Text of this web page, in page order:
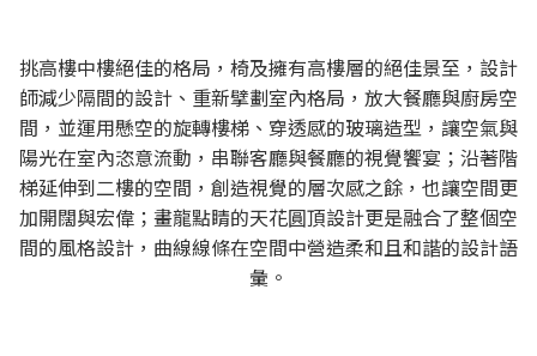
挑高樓中樓絕佳的格局，椅及擁有高樓層的絕佳景至，設計
師減少隔間的設計、重新擘劃室內格局，放大餐廳與廚房空
間，並運用懸空的旋轉樓梯、穿透感的玻璃造型，讓空氣與
陽光在室內恣意流動，串聯客廳與餐廳的視覺饗宴；沿著階
梯延伸到二樓的空間，創造視覺的層次感之餘，也讓空間更
加開闊與宏偉；畫龍點睛的天花圓頂設計更是融合了整個空
間的風格設計，曲線線條在空間中營造柔和且和諧的設計語
彙。